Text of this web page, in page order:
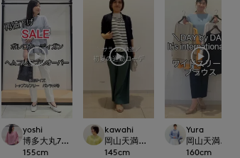
7-IDconcept./Maglie
yoshi
博多大丸7-IDconcept.
155cm
kawahi
岡山天満屋7-IDconcept.
145cm
Yura
岡山天満屋7-
160cm